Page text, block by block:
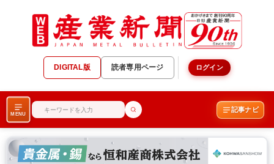
DIGITAL版 読者専用ページ ログイン
MENU
記事ナビ